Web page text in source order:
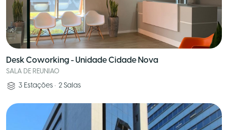
Desk Coworking - Unidade Cidade Nova
SALA DE REUNIAO
3 Estações • 2 Salas